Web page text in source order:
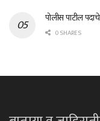
पोलीस पाटील
0 SHARES